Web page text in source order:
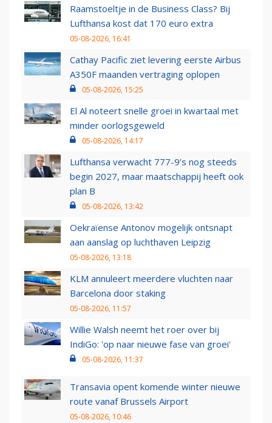
Raamstoeltje in de Business Class? Bij
Lufthansa kost dat 170 euro extra
05-08-2026, 16:41
Cathay Pacific ziet levering eerste Airbus
A350F maanden vertraging oplopen
05-08-2026, 15:25
El Al noteert snelle groei in kwartaal met
minder oorlogsgeweld
05-08-2026, 14:17
Lufthansa verwacht 777-9’s nog steeds
begin 2027, maar maatschappij heeft ook
plan B
05-08-2026, 13:42
Oekraïense Antonov mogelijk ontsnapt
aan aanslag op luchthaven Leipzig
05-08-2026, 13:18
KLM annuleert meerdere vluchten naar
Barcelona door staking
05-08-2026, 11:57
Willie Walsh neemt het roer over bij
IndiGo: 'op naar nieuwe fase van groei'
05-08-2026, 11:37
Transavia opent komende winter nieuwe
route vanaf Brussels Airport
05-08-2026, 10:46